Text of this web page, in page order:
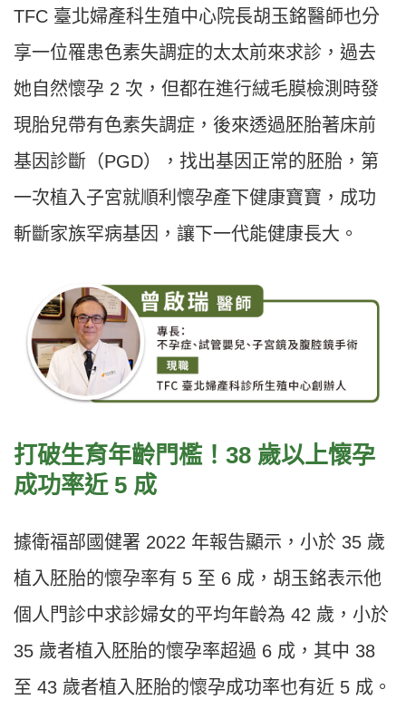
TFC 臺北婦產科生殖中心院長胡玉銘醫師也分
享一位罹患色素失調症的太太前來求診，過去
她自然懷孕 2 次，但都在進行絨毛膜檢測時發
現胎兒帶有色素失調症，後來透過胚胎著床前
基因診斷（PGD），找出基因正常的胚胎，第
一次植入子宮就順利懷孕產下健康寶寶，成功
斬斷家族罕病基因，讓下一代能健康長大。
打破生育年齡門檻！38 歲以上懷孕
成功率近 5 成
據衛福部國健署 2022 年報告顯示，小於 35 歲
植入胚胎的懷孕率有 5 至 6 成，胡玉銘表示他
個人門診中求診婦女的平均年齡為 42 歲，小於
35 歲者植入胚胎的懷孕率超過 6 成，其中 38
至 43 歲者植入胚胎的懷孕成功率也有近 5 成。